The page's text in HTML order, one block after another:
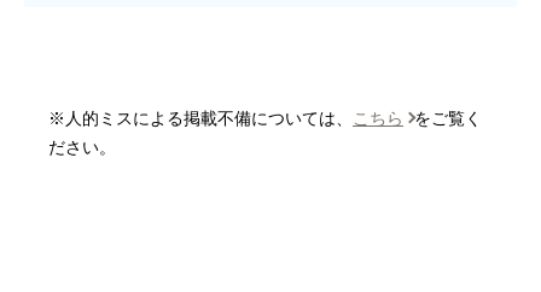
※人的ミスによる掲載不備については、 こちら
をご覧く
ださい。